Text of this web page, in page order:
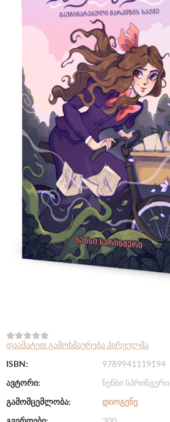
დაამატეთ გამოხმაურება პირველმა
ISBN:
9789941119194
ავტორი:
ნენსი სპრინგერი
გამომცემლობა:
ᲓᲘᲝᲒᲔᲜᲔ